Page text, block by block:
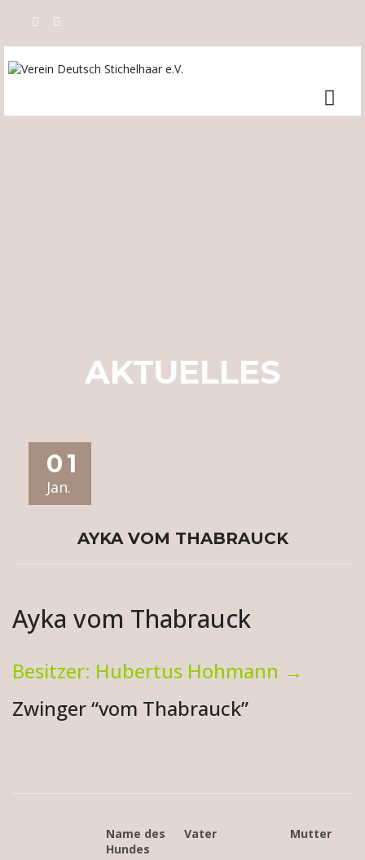
AKTUELLES
01
Jan.
AYKA VOM THABRAUCK
Ayka vom Thabrauck
Besitzer: Hubertus Hohmann →
Zwinger “vom Thabrauck”
Name des
Hundes
Vater Mutter